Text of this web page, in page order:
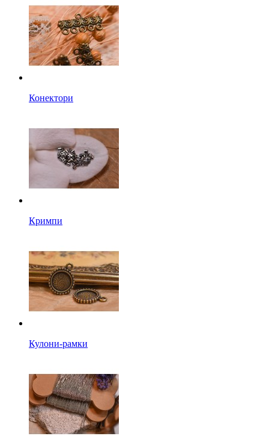
Конектори
Кримпи
Кулони-рамки